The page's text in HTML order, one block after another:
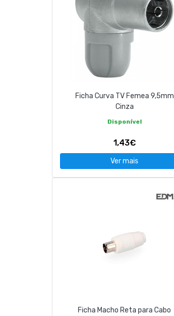
Ficha Curva TV Femea 9,5mm
Cinza
Disponível
1,43€
Ver mais
Ficha Macho Reta para Cabo